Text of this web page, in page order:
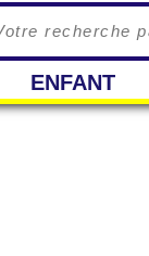
ENFANT